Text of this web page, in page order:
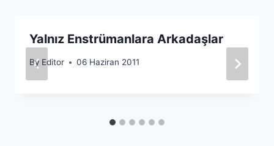
Yalnız Enstrümanlara Arkadaşlar
By Editor 06 Haziran 2011